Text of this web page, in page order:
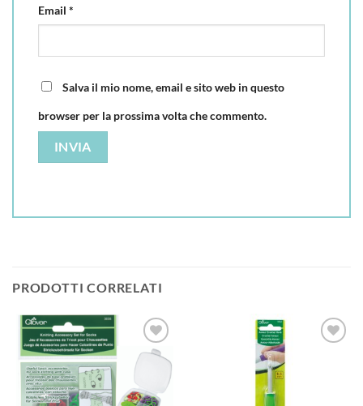
Email *
Salva il mio nome, email e sito web in questo
browser per la prossima volta che commento.
PRODOTTI CORRELATI
Aggiungi
alla lista
desideri